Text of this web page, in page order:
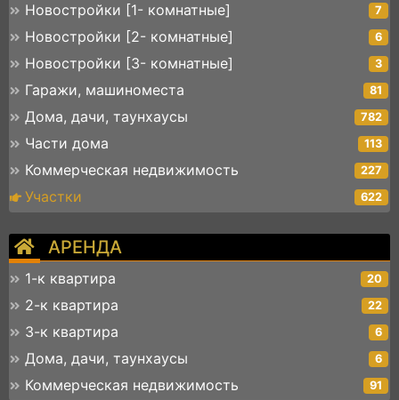
Новостройки [1- комнатные] 7
Новостройки [2- комнатные] 6
Новостройки [3- комнатные] 3
Гаражи, машиноместа 81
Дома, дачи, таунхаусы 782
Части дома 113
Коммерческая недвижимость 227
Участки 622
АРЕНДА
1-к квартира 20
2-к квартира 22
3-к квартира 6
Дома, дачи, таунхаусы 6
Коммерческая недвижимость 91